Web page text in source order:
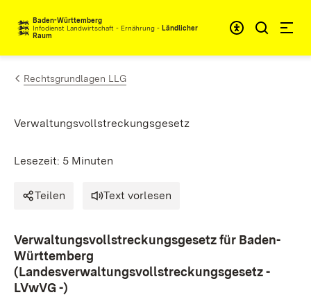
Zum Inhalt springen
Baden-Württemberg
Infodienst Landwirtschaft - Ernährung - Ländlicher
Raum
Rechtsgrundlagen LLG
Verwaltungsvollstreckungsgesetz
Lesezeit: 5 Minuten
Teilen Text vorlesen
Verwaltungsvollstreckungsgesetz für Baden-
Württemberg
(Landesverwaltungsvollstreckungsgesetz -
LVwVG -)